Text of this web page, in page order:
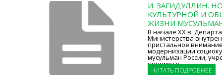
И. ЗАГИДУЛЛИН.
КУЛЬТУРНОЙ И
ЖИЗНИ
В начале XX в.
Министерства
пристальное
модернизации
мусульман России,
новомето
ЧИТАТЬ ПОДРОБНЕЕ